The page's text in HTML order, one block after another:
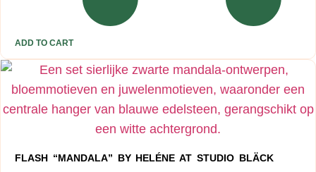
ADD TO CART
FLASH “MANDALA” BY HELÉNE AT STUDIO BLÄCK